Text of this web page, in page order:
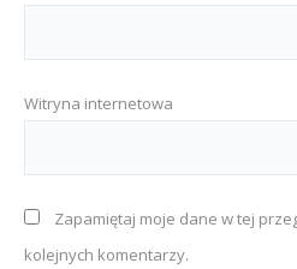
Witryna internetowa
Zapamiętaj moje dane w tej
kolejnych komentarzy.